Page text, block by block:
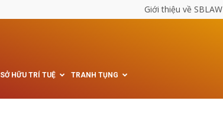
Giới thiệu về SBLAW
SỞ HỮU TRÍ TUỆ TRANH TỤNG